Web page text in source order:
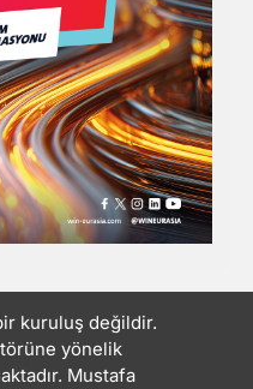
kuruluş değildir.
yönelik
Mustafa